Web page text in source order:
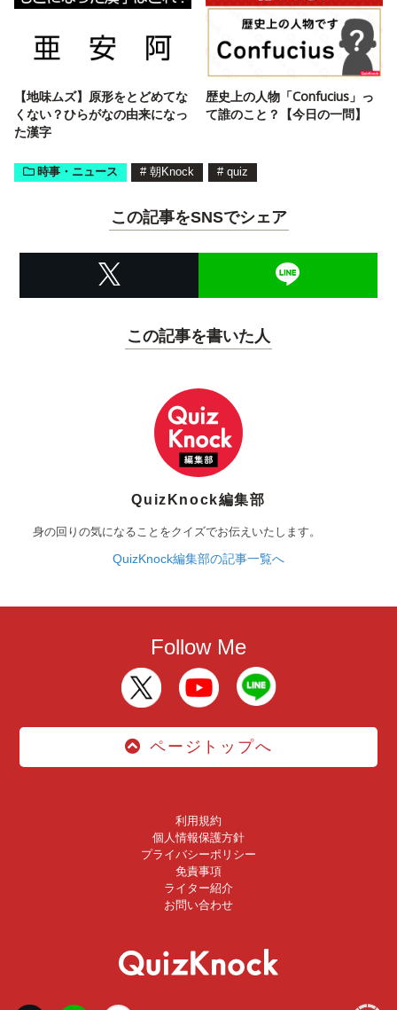
【地味ムズ】原形をとどめてな
くない？ひらがなの由来になっ
た漢字
歴史上の人物「Confucius」っ
て誰のこと？【今日の一問】
時事・ニュース # 朝Knock # quiz
この記事をSNSでシェア
この記事を書いた人
QuizKnock編集部
身の回りの気になることをクイズでお伝えいたします。
QuizKnock編集部の記事一覧へ
Follow Me
ページトップへ
利用規約
個人情報保護方針
プライバシーポリシー
免責事項
ライター紹介
お問い合わせ